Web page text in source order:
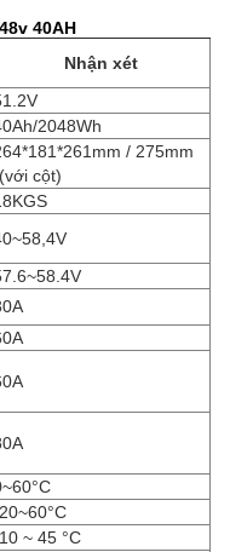
40AH
Nhận xét
2048Wh
/ 275mm
cột)
~ 45 °C